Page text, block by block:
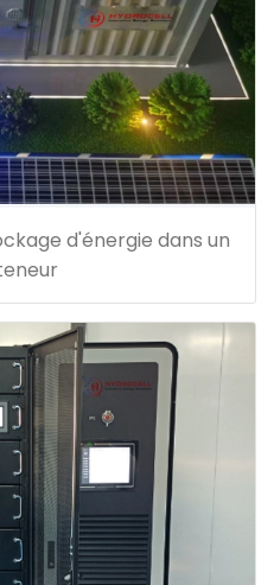
d'énergie dans un